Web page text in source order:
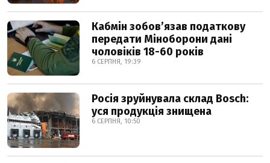
Кабмін зобовʼязав податкову
передати Міноборони дані
чоловіків 18-60 років
6 СЕРПНЯ, 19:39
Росія зруйнувала склад Bosch:
уся продукція знищена
6 СЕРПНЯ, 10:50